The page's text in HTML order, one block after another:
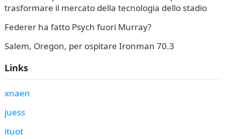
trasformare il mercato della tecnologia dello stadio
Federer ha fatto Psych fuori Murray?
Salem, Oregon, per ospitare Ironman 70.3
Links
xnaen
juess
ituot